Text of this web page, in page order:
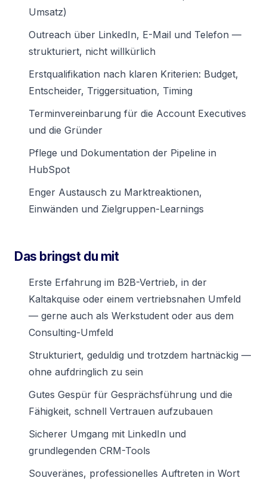
Umsatz)
Outreach über LinkedIn, E-Mail und Telefon —
strukturiert, nicht willkürlich
Erstqualifikation nach klaren Kriterien: Budget,
Entscheider, Triggersituation, Timing
Terminvereinbarung für die Account Executives
und die Gründer
Pflege und Dokumentation der Pipeline in
HubSpot
Enger Austausch zu Marktreaktionen,
Einwänden und Zielgruppen-Learnings
Das bringst du mit
Erste Erfahrung im B2B-Vertrieb, in der
Kaltakquise oder einem vertriebsnahen Umfeld
— gerne auch als Werkstudent oder aus dem
Consulting-Umfeld
Strukturiert, geduldig und trotzdem hartnäckig —
ohne aufdringlich zu sein
Gutes Gespür für Gesprächsführung und die
Fähigkeit, schnell Vertrauen aufzubauen
Sicherer Umgang mit LinkedIn und
grundlegenden CRM-Tools
Souveränes, professionelles Auftreten in Wort